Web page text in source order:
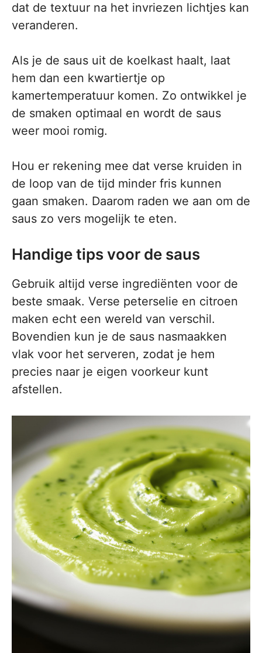
dat de textuur na het invriezen lichtjes kan
veranderen.
Als je de saus uit de koelkast haalt, laat
hem dan een kwartiertje op
kamertemperatuur komen. Zo ontwikkel je
de smaken optimaal en wordt de saus
weer mooi romig.
Hou er rekening mee dat verse kruiden in
de loop van de tijd minder fris kunnen
gaan smaken. Daarom raden we aan om de
saus zo vers mogelijk te eten.
Handige tips voor de saus
Gebruik altijd verse ingrediënten voor de
beste smaak. Verse peterselie en citroen
maken echt een wereld van verschil.
Bovendien kun je de saus nasmaakken
vlak voor het serveren, zodat je hem
precies naar je eigen voorkeur kunt
afstellen.